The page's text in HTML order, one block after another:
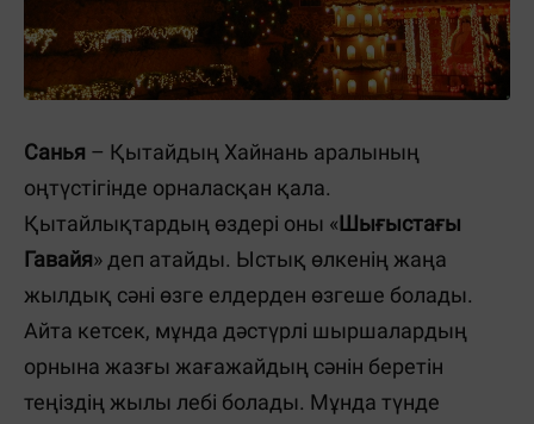
Санья – Қытайдың Хайнань аралының
оңтүстігінде орналасқан қала.
Қытайлықтардың өздері оны «Шығыстағы
Гавайя» деп атайды. Ыстық өлкенің жаңа
жылдық сәні өзге елдерден өзгеше болады.
Айта кетсек, мұнда дәстүрлі шыршалардың
орнына жазғы жағажайдың сәнін беретін
теңіздің жылы лебі болады. Мұнда түнде